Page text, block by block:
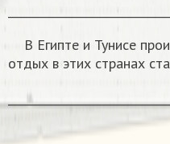
В Египте и Тунисе
отдых в этих странах